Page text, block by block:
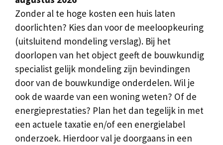
Zonder al te hoge kosten een huis laten
doorlichten? Kies dan voor de meeloopkeuring
(uitsluitend mondeling verslag). Bij het
doorlopen van het object geeft de bouwkundig
specialist gelijk mondeling zijn bevindingen
door van de bouwkundige onderdelen. Wil je
ook de waarde van een woning weten? Of de
energieprestaties? Plan het dan tegelijk in met
een actuele taxatie en/of een energielabel
onderzoek. Hierdoor val je doorgaans in een